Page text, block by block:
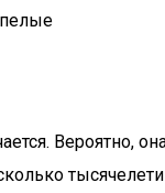
Вероятно,